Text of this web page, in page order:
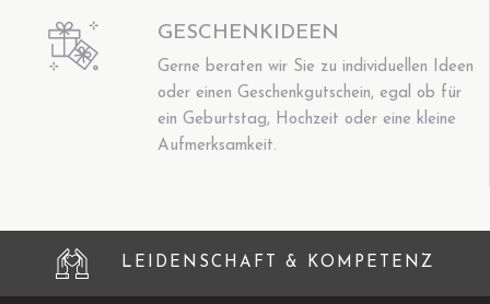
GESCHENKIDEEN
Gerne beraten wir Sie zu individuellen Ideen
oder einen Geschenkgutschein, egal ob für
ein Geburtstag, Hochzeit oder eine kleine
Aufmerksamkeit.
LEIDENSCHAFT & KOMPETENZ